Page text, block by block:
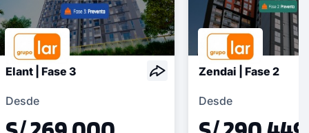
Elant | Fase 3
Desde
Zendai | Fase 2
Desde